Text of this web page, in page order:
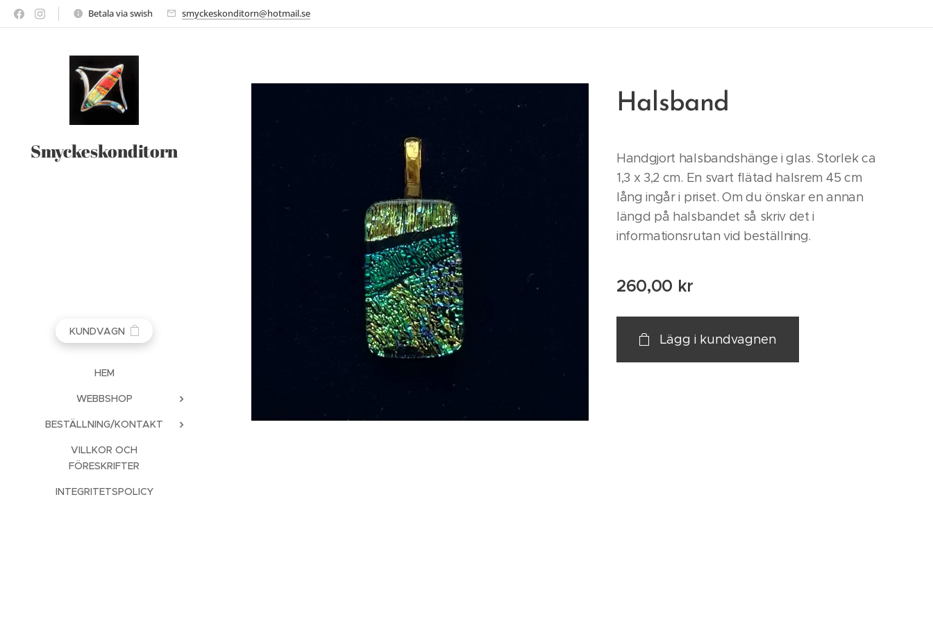
Betala via swish smyckeskonditorn@hotmail.se
Smyckeskonditorn
KUNDVAGN
HEM
WEBBSHOP
BESTÄLLNING/KONTAKT
VILLKOR OCH
FÖRESKRIFTER
INTEGRITETSPOLICY
Halsband
Handgjort halsbandshänge i glas. Storlek ca
1,3 x 3,2 cm. En svart flätad halsrem 45 cm
lång ingår i priset. Om du önskar en annan
längd på halsbandet så skriv det i
informationsrutan vid beställning.
260,00 kr
Lägg i kundvagnen